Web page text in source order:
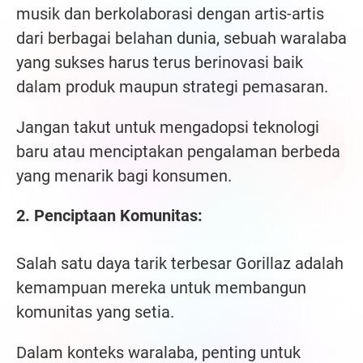
musik dan berkolaborasi dengan artis-artis
dari berbagai belahan dunia, sebuah waralaba
yang sukses harus terus berinovasi baik
dalam produk maupun strategi pemasaran.
Jangan takut untuk mengadopsi teknologi
baru atau menciptakan pengalaman berbeda
yang menarik bagi konsumen.
2. Penciptaan Komunitas:
Salah satu daya tarik terbesar Gorillaz adalah
kemampuan mereka untuk membangun
komunitas yang setia.
Dalam konteks waralaba, penting untuk